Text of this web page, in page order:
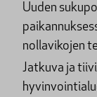
Uuden
nollavikojen
Jatkuva ja